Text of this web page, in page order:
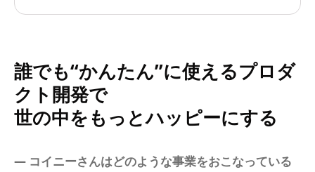
誰でも“かんたん”に使えるプロダ
クト開発で
世の中をもっとハッピーにする
― コイニーさんはどのような事業をおこなっている